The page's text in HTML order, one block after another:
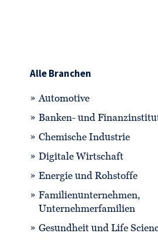
Alle Branchen
Automotive
Banken- und
Chemische Industrie
Digitale Wirtschaft
Energie und Rohstoffe
Familienunternehmen,
Unternehmerfamilien
Gesundheit und Life